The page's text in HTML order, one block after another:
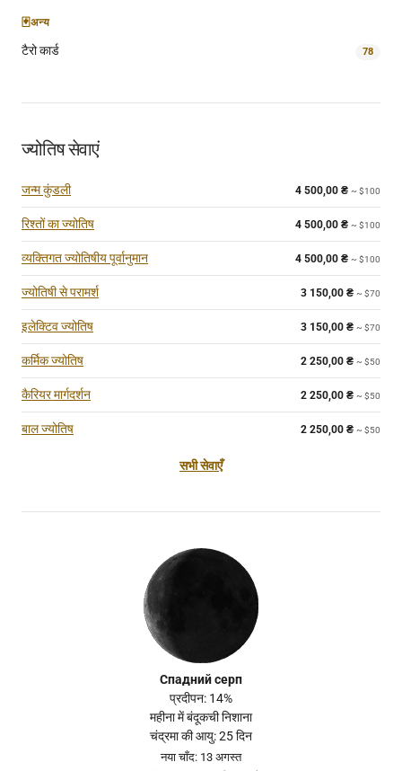
🃏अन्य
टैरो कार्ड 78
ज्योतिष सेवाएं
जन्म कुंडली 4 500,00 ₴ ~ $100
रिश्तों का ज्योतिष 4 500,00 ₴ ~ $100
व्यक्तिगत ज्योतिषीय पूर्वानुमान 4 500,00 ₴ ~ $100
ज्योतिषी से परामर्श 3 150,00 ₴ ~ $70
इलेक्टिव ज्योतिष 3 150,00 ₴ ~ $70
कर्मिक ज्योतिष 2 250,00 ₴ ~ $50
कैरियर मार्गदर्शन 2 250,00 ₴ ~ $50
बाल ज्योतिष 2 250,00 ₴ ~ $50
सभी सेवाएँ
Спадний серп
प्रदीपन: 14%
महीना में बंदूकची निशाना
चंद्रमा की आयु: 25 दिन
नया चाँद: 13 अगस्त